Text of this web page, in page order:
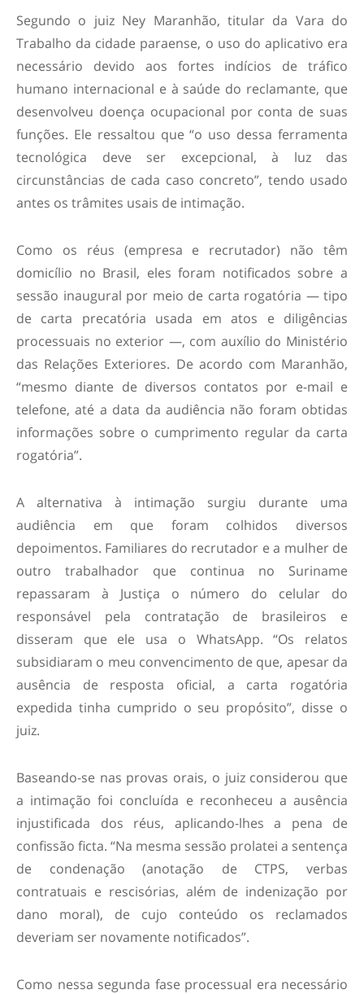
Segundo o juiz Ney Maranhão, titular da Vara do
Trabalho da cidade paraense, o uso do aplicativo era
necessário devido aos fortes indícios de tráfico
humano internacional e à saúde do reclamante, que
desenvolveu doença ocupacional por conta de suas
funções. Ele ressaltou que “o uso dessa ferramenta
tecnológica deve ser excepcional, à luz das
circunstâncias de cada caso concreto”, tendo usado
antes os trâmites usais de intimação.
Como os réus (empresa e recrutador) não têm
domicílio no Brasil, eles foram notificados sobre a
sessão inaugural por meio de carta rogatória — tipo
de carta precatória usada em atos e diligências
processuais no exterior —, com auxílio do Ministério
das Relações Exteriores. De acordo com Maranhão,
“mesmo diante de diversos contatos por e-mail e
telefone, até a data da audiência não foram obtidas
informações sobre o cumprimento regular da carta
rogatória”.
A alternativa à intimação surgiu durante uma
audiência em que foram colhidos diversos
depoimentos. Familiares do recrutador e a mulher de
outro trabalhador que continua no Suriname
repassaram à Justiça o número do celular do
responsável pela contratação de brasileiros e
disseram que ele usa o WhatsApp. “Os relatos
subsidiaram o meu convencimento de que, apesar da
ausência de resposta oficial, a carta rogatória
expedida tinha cumprido o seu propósito”, disse o
juiz.
Baseando-se nas provas orais, o juiz considerou que
a intimação foi concluída e reconheceu a ausência
injustificada dos réus, aplicando-lhes a pena de
confissão ficta. “Na mesma sessão prolatei a sentença
de condenação (anotação de CTPS, verbas
contratuais e rescisórias, além de indenização por
dano moral), de cujo conteúdo os reclamados
deveriam ser novamente notificados”.
Como nessa segunda fase processual era necessário